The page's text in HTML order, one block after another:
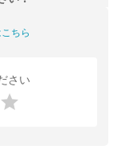
ちら
さい